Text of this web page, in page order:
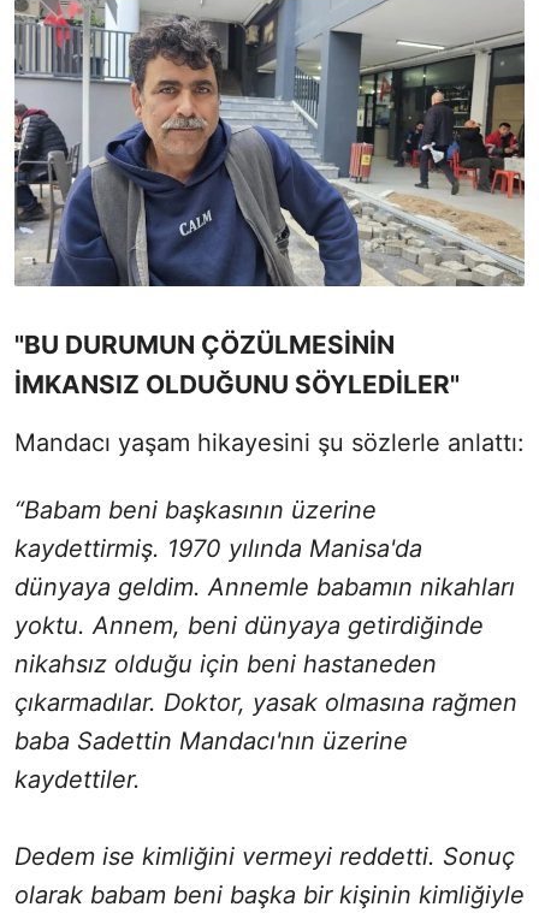
"BU DURUMUN ÇÖZÜLMESİNİN
İMKANSIZ OLDUĞUNU SÖYLEDİLER"
Mandacı yaşam hikayesini şu sözlerle anlattı:
“Babam beni başkasının üzerine
kaydettirmiş. 1970 yılında Manisa'da
dünyaya geldim. Annemle babamın nikahları
yoktu. Annem, beni dünyaya getirdiğinde
nikahsız olduğu için beni hastaneden
çıkarmadılar. Doktor, yasak olmasına rağmen
baba Sadettin Mandacı'nın üzerine
kaydettiler.
Dedem ise kimliğini vermeyi reddetti. Sonuç
olarak babam beni başka bir kişinin kimliğiyle